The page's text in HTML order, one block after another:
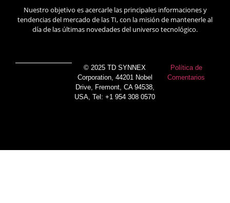
Nuestro objetivo es acercarle las principales informaciones y
tendencias del mercado de las TI, con la misión de mantenerle al
día de las últimas novedades del universo tecnológico.
© 2025 TD SYNNEX
Corporation, 44201 Nobel
Drive, Fremont, CA 94538,
USA, Tel: +1 954 308 0570
Política de
Comentarios